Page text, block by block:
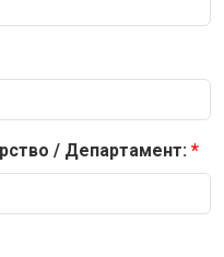
/ Департамент: